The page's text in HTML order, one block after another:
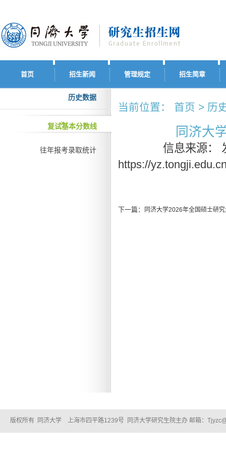
首页 招生新闻 管理规定 招生简章
历史数据
复试基本分数线
往年报考录取统计
当前位置： 首页 > 历
同济大
信息来源：
https://
下一篇： 同济大学2026年全国硕士研
版权所有 同济大学 上海市四平路1239号 同济大学研究生院主办 邮箱：